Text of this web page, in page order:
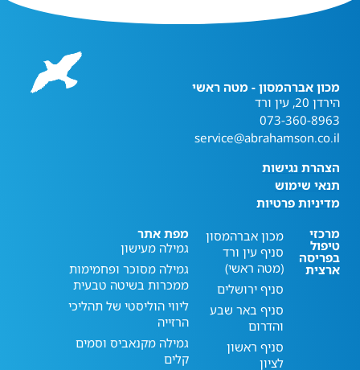
מכון אברהמסון - מטה ראשי
הירדן 20, עין ורד
073-360-8963
service@abrahamson.co.il
הצהרת נגישות
תנאי שימוש
מדיניות פרטיות
מרכזי
טיפול
בפריסה
ארצית
מכון אברהמסון
סניף עין ורד
(מטה ראשי)
סניף ירושלים
סניף באר שבע
והדרום
סניף ראשון
לציון
מפת אתר
גמילה מעישון
גמילה מסוכר ופחמימות
ממכרות בשיטה טבעית
ליווי הוליסטי של תהליכי
הרזייה
גמילה מקנאביס וסמים
קלים